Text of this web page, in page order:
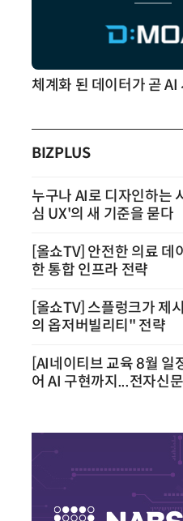
BIZPLUS
누구나 AI로 디자인하는
심 UX'의 새 기준을 묻다
[올쇼TV] 안전한 의료 데
한 통합 인프라 전략
[올쇼TV] 스플렁크가 제
의 옵저버빌리티" 전략
[AI네이티브 교육 8월 일
어 AI 구현까지...전자신